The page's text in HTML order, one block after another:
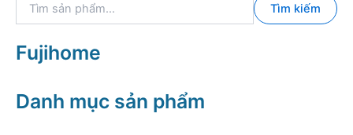
k
i
m
:
Tìm kiếm
Fujihome
Danh mục sản phẩm